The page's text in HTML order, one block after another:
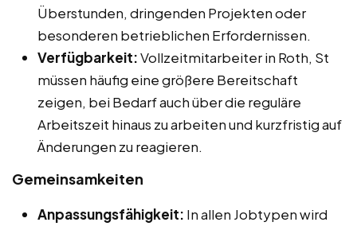
Überstunden, dringenden Projekten oder
besonderen betrieblichen Erfordernissen.
Verfügbarkeit:Vollzeitmitarbeiter in Roth, St
müssen häufig eine größere Bereitschaft
zeigen, bei Bedarf auch über die reguläre
Arbeitszeit hinaus zu arbeiten und kurzfristig auf
Änderungen zu reagieren.
Gemeinsamkeiten
Anpassungsfähigkeit: In allen Jobtypen wird